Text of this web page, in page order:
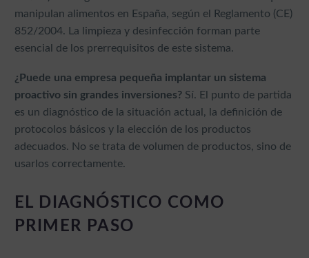
manipulan alimentos en España, según el Reglamento (CE)
852/2004. La limpieza y desinfección forman parte
esencial de los prerrequisitos de este sistema.
¿Puede una empresa pequeña implantar un sistema
proactivo sin grandes inversiones? Sí. El punto de partida
es un diagnóstico de la situación actual, la definición de
protocolos básicos y la elección de los productos
adecuados. No se trata de volumen de productos, sino de
usarlos correctamente.
EL DIAGNÓSTICO COMO
PRIMER PASO